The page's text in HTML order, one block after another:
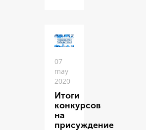
07
may
2020
Итоги
конкурсов
на
присуждение